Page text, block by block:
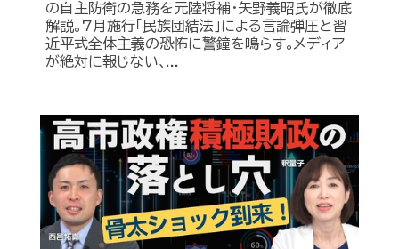
の自主防衛の急務を元陸将補・矢野義昭氏が徹底
解説｡7月施行｢民族団結法｣による言論弾圧と習
近平式全体主義の恐怖に警鐘を鳴らす｡メディア
が絶対に報じない､...